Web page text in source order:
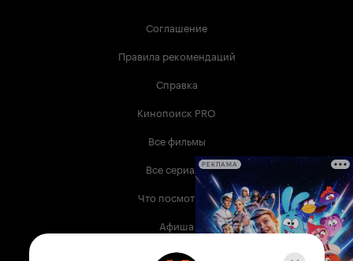
Соглашение
Правила рекомендаций
Справка
Кинопоиск PRO
Все фильмы
Все сериалы
Что посмотреть
Афиша
Музыка
РЕКЛАМА